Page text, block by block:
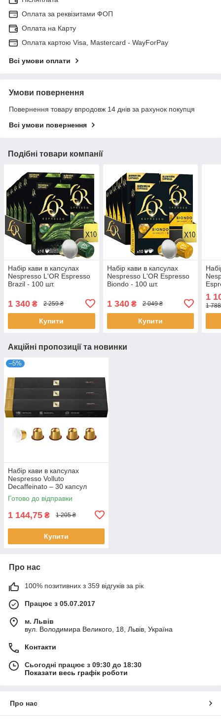
Оплата за реквізитами ФОП
Оплата на Карту
Оплата картою Visa, Mastercard - WayForPay
Всі умови оплати
Умови повернення
Повернення товару впродовж 14 днів за рахунок покупця
Всі умови повернення
Подібні товари компанії
Набір кави в капсулах
Nespresso L'OR Espresso
Brazil - 100 шт.
1 340 ₴ 2 259 ₴
Купити
Набір кави в капсулах
Nespresso L'OR Espresso
Biondo - 100 шт.
1 340₴ 2 049 ₴
Купити
1
1
Акційні пропозиції та новинки
–5%
Набір кави в капсулах
Nespresso Volluto
Decaffeinato – 30 капсул
Готово до відправки
1 144,75 ₴ 1 205 ₴
Купити
Про нас
100% позитивних з 359 відгуків за рік
Працює з 05.07.2017
м. Львів
вул. Володимира Великого, 18, Львів, Україна
Контакти
Сьогодні працює з 09:30 до 18:30
Показати весь графік роботи
Про нас